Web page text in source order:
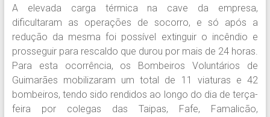
A elevada carga térmica na cave da empresa,
dificultaram as operações de socorro, e só após a
redução da mesma foi possível extinguir o incêndio e
prosseguir para rescaldo que durou por mais de 24 horas.
Para esta ocorrência, os Bombeiros Voluntários de
Guimarães mobilizaram um total de 11 viaturas e 42
bombeiros, tendo sido rendidos ao longo do dia de terça-
feira por colegas das Taipas, Fafe, Famalicão,